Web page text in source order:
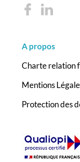
A propos
Charte relation
Mentions
Protection des